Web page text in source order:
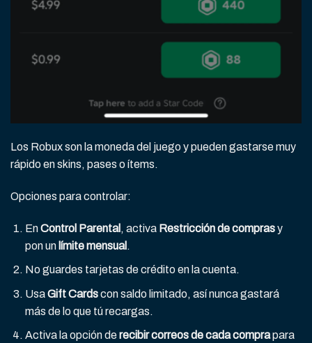
Los Robux son la moneda del juego y pueden gastarse muy
rápido en skins, pases o ítems.
Opciones para controlar:
EnControl Parental , activa Restricción de comprasy
pon un límite mensual .
No guardes tarjetas de crédito en la cuenta.
UsaGift Cardscon saldo limitado, así nunca gastará
más de lo que tú recargas.
Activa la opción derecibir correos de cada comprapara